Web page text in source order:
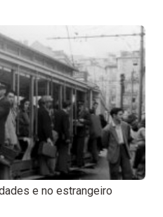
e no estrangeiro